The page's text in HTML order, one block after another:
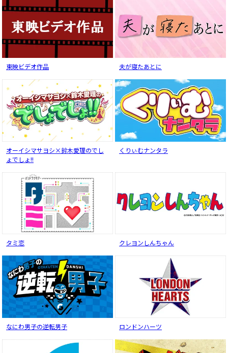
東映ビデオ作品 夫が寝たあとに
オーイシマサヨシ×鈴木愛理のでし
ょでしょ!!
くりぃむナンタラ
タミ恋 クレヨンしんちゃん
なにわ男子の逆転男子 ロンドンハーツ